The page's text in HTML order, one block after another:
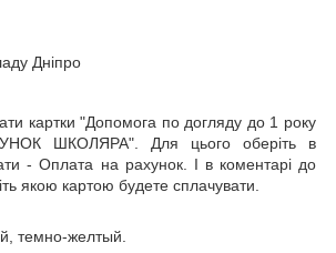
Дніпро
картки "Допомога по догляду до 1 року
ШКОЛЯРА". Для цього оберіть в
- Оплата на рахунок. І в коментарі до
якою картою будете сплачувати.
темно-желтый.